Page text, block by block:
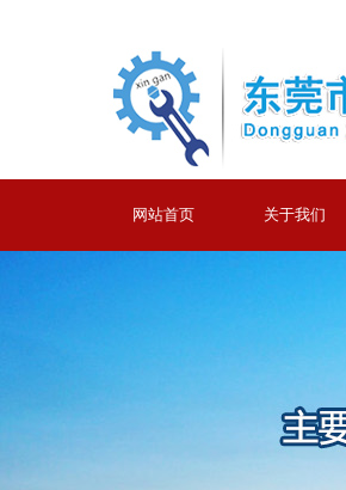
网站首页 关于我们